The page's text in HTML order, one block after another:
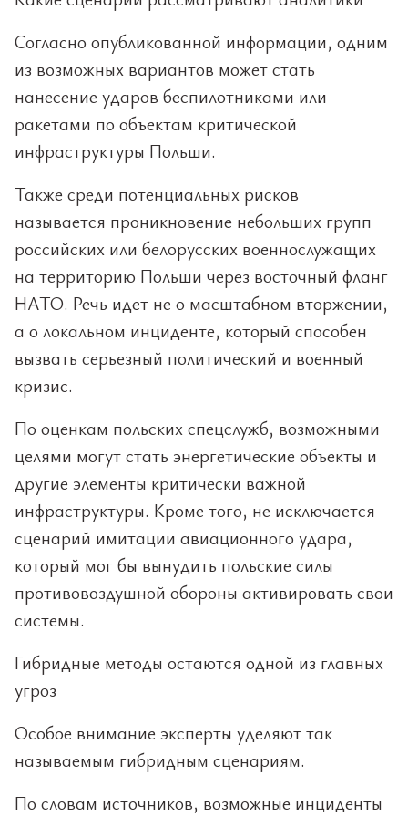
Согласно опубликованной информации, одним
из возможных вариантов может стать
нанесение ударов беспилотниками или
ракетами по объектам критической
инфраструктуры Польши.
Также среди потенциальных рисков
называется проникновение небольших групп
российских или белорусских военнослужащих
на территорию Польши через восточный фланг
НАТО. Речь идет не о масштабном вторжении,
а о локальном инциденте, который способен
вызвать серьезный политический и военный
кризис.
По оценкам польских спецслужб, возможными
целями могут стать энергетические объекты и
другие элементы критически важной
инфраструктуры. Кроме того, не исключается
сценарий имитации авиационного удара,
который мог бы вынудить польские силы
противовоздушной обороны активировать свои
системы.
Гибридные методы остаются одной из главных
угроз
Особое внимание эксперты уделяют так
называемым гибридным сценариям.
По словам источников, возможные инциденты